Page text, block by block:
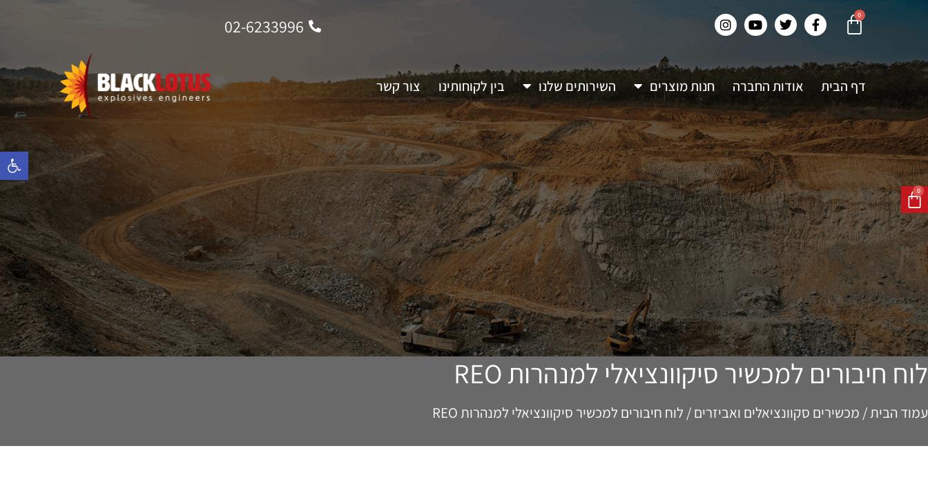
פתח
0
02-6233996
דף הבית אודות החברה חנות מוצרים השירותים שלנו בין לקוחותינו צור קשר
0
דף הבית אודות החברה חנות מוצרים השירותים שלנו בין לקוחותינו צור קשר
לוח חיבורים למכשיר סיקוונציאלי למנהרות REO
עמוד הבית/ מכשירים סקוונציאלים ואביזרים/ לוח חיבורים למכשיר סיקוונציאלי למנהרות REO
0